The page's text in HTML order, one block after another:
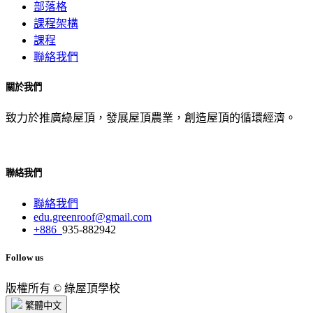
部落格
課程架構
課程
聯絡我們
關於我們
致力於推廣綠屋頂，發展屋頂農業，創造屋頂的循環經濟。
聯絡我們
聯絡我們
edu.greenroof@gmail.com
+886 935-882942
Follow us
版權所有 © 綠屋頂學校
繁體中文